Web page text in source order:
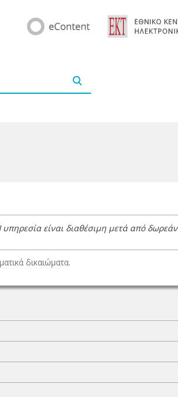
υπηρεσία είναι διαθέσιμη μετά από δωρεάν
δικαιώματα.